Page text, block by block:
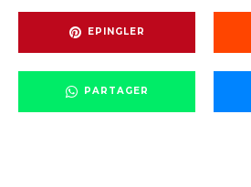
EPINGLER
PARTAGER